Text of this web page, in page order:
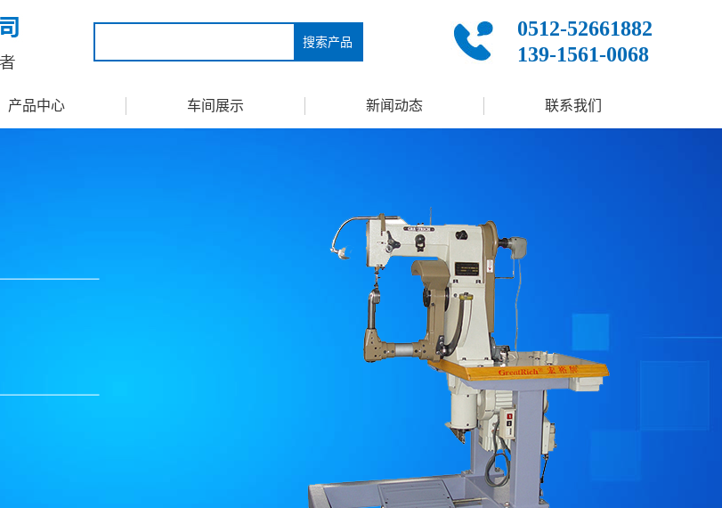
搜索产品
0512-52661882
139-1561-0068
产品中心 车间展示 新闻动态 联系我们